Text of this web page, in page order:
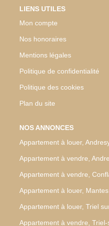
LIENS UTILES
Mon compte
Nos honoraires
Mentions légales
Politique de confidentialité
Politique des cookies
Plan du site
NOS ANNONCES
Appartement à louer,
Appartement à vendre,
Appartement à vendre,
Appartement à louer,
Appartement à louer, Triel
Appartement à vendre,